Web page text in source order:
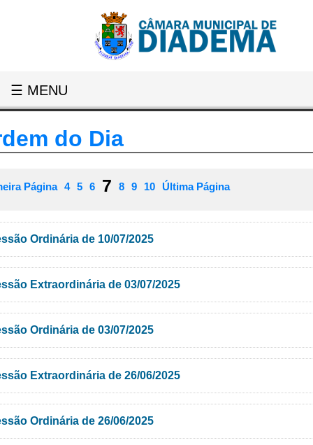
☰ MENU
do Dia
Página 4 5 6 7 8 9 10 Última Página
Ordinária de 10/07/2025
Extraordinária de 03/07/2025
Ordinária de 03/07/2025
Extraordinária de 26/06/2025
Ordinária de 26/06/2025